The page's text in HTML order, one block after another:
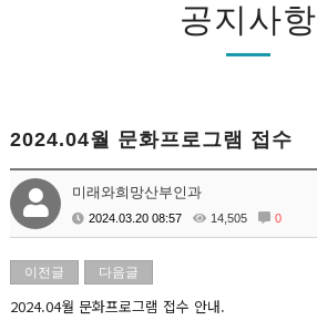
공지사항
2024.04월 문화프로그램 접수
미래와희망산부인과
2024.03.20 08:57 14,505 0
이전글 다음글
2024.04월 문화프로그램 접수 안내.